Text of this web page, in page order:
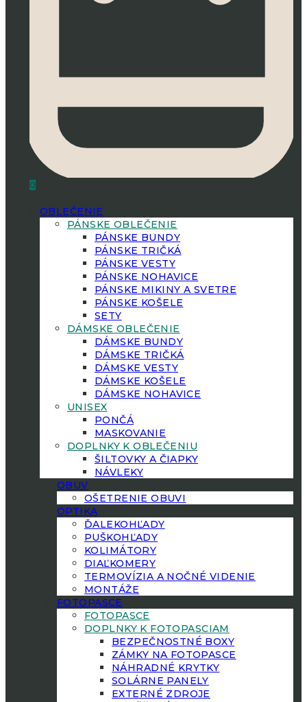
0
OBLEČENIE
PÁNSKE OBLEČENIE
PÁNSKE BUNDY
PÁNSKE TRIČKÁ
PÁNSKE VESTY
PÁNSKE NOHAVICE
PÁNSKE MIKINY A SVETRE
PÁNSKE KOŠELE
SETY
DÁMSKE OBLEČENIE
DÁMSKE BUNDY
DÁMSKE TRIČKÁ
DÁMSKE VESTY
DÁMSKE KOŠELE
DÁMSKE NOHAVICE
UNISEX
PONČÁ
MASKOVANIE
DOPLNKY K OBLEČENIU
ŠILTOVKY A ČIAPKY
NÁVLEKY
OBUV
OŠETRENIE OBUVI
OPTIKA
ĎALEKOHĽADY
PUŠKOHĽADY
KOLIMÁTORY
DIAĽKOMERY
TERMOVÍZIA A NOČNÉ VIDENIE
MONTÁŽE
FOTOPASCE
FOTOPASCE
DOPLNKY K FOTOPASCIAM
BEZPEČNOSTNÉ BOXY
ZÁMKY NA FOTOPASCE
NÁHRADNÉ KRYTKY
SOLÁRNE PANELY
EXTERNÉ ZDROJE